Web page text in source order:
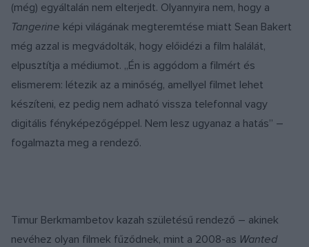
(még) egyáltalán nem elterjedt. Olyannyira nem, hogy a
Tangerine képi világának megteremtése miatt Sean Bakert
még azzal is megvádolták, hogy előidézi a film halálát,
elpusztítja a médiumot. „Én is aggódom a filmért és
elismerem: létezik az a minőség, amellyel filmet lehet
készíteni, ez pedig nem adható vissza telefonnal vagy
digitális fényképezőgéppel. Nem lesz ugyanaz a hatás” –
fogalmazta meg a rendező.
Timur Berkmambetov kazah születésű rendező – akinek
nevéhez olyan filmek fűződnek, mint a 2008-as Wanted